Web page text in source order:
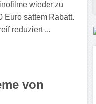
wieder zu
Euro sattem Rabatt.
reduziert ...
von